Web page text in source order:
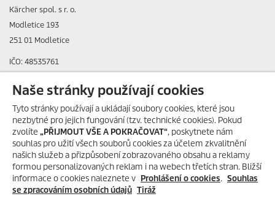
Kärcher spol. s r. o.
Modletice 193
251 01 Modletice
IČO: 48535761
ID datové schránky: ic4eqpk
> Tiráž
Zákaznická linka:
+420 323 555 555
E-mail:info@karcher.cz
Po-Pá: 8-17 hod.
Naše stránky používají cookies
Tyto stránky používají a ukládají soubory cookies, které jsou
nezbytné pro jejich fungování (tzv. technické cookies). Pokud
zvolíte „PŘIJMOUT VŠE A POKRAČOVAT“, poskytnete nám
souhlas pro užití všech souborů cookies za účelem zkvalitnění
našich služeb a přizpůsobení zobrazovaného obsahu a reklamy
formou personalizovaných reklam i na webech třetích stran. Bližší
informace o cookies naleznete v Prohlášení o cookies. Souhlas
se zpracováním osobních údajů Tiráž